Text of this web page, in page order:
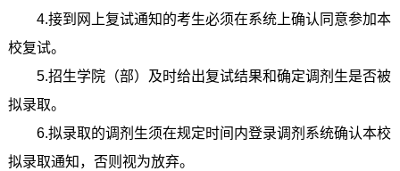
4.接到网上复试通知的考生必须在系统上确认同意参加本
校复试。
5.招生学院（部）及时给出复试结果和确定调剂生是否被
拟录取。
6.拟录取的调剂生须在规定时间内登录调剂系统确认本校
拟录取通知，否则视为放弃。